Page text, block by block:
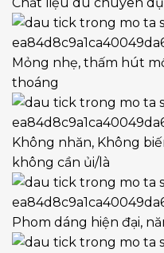
Mỏng nhẹ, thấm hút
thoáng
Không nhăn, Không
không cần ủi/là
Phom dáng hiện đại,